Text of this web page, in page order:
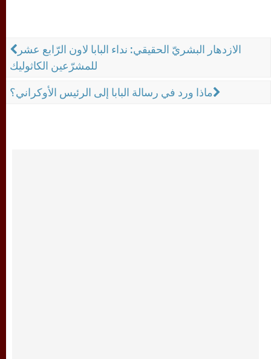
الازدهار البشريّ الحقيقي: نداء البابا لاون الرّابع عشر
للمشرّعين الكاثوليك
ماذا ورد في رسالة البابا إلى الرئيس الأوكراني؟